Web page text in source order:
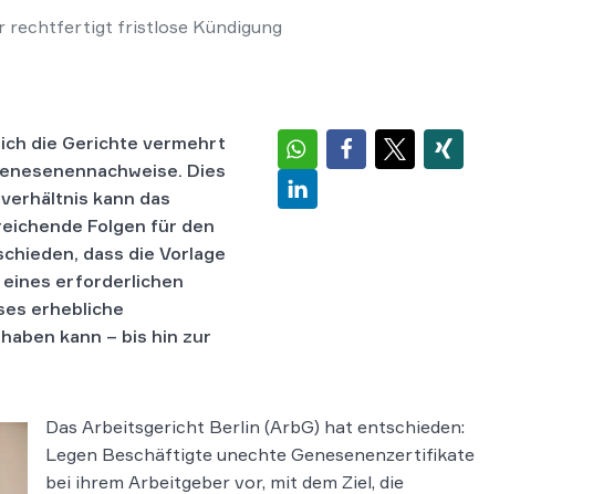
rechtfertigt fristlose Kündigung
die Gerichte vermehrt
Dies
kann das
Folgen für den
dass die Vorlage
eines erforderlichen
erhebliche
kann – bis hin zur
Das Arbeitsgericht Berlin (ArbG) hat entschieden:
Legen Beschäftigte unechte Genesenenzertifikate
bei ihrem Arbeitgeber vor, mit dem Ziel, die